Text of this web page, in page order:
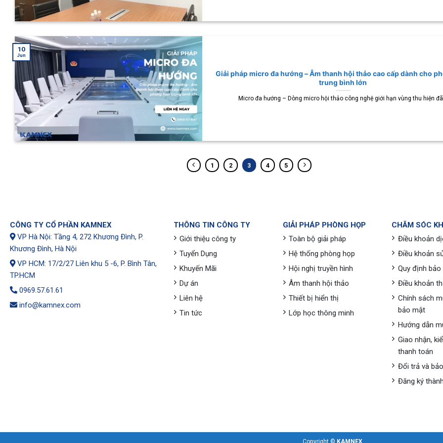
Giải pháp micro đa hướng – Âm thanh hội thảo cao cấp dành cho
trung bình lớn
Micro đa hướng – Dòng micro hội thảo công nghệ giới hạn vùng thu hiện
10
Jun
1 2 3 4 5
CÔNG TY CỔ PHẦN KAMNEX
VP Hà Nội: Tầng 4, 272 Khương Đình, P.
Khương Đình, Hà Nội
VP HCM: 17/2/27 Liên khu 5 -6, P. Bình Tân,
TP.HCM
0969.57.61.61
info@kamnex.com
THÔNG TIN CÔNG TY
Giới thiệu công ty
Tuyển Dụng
Khuyến Mãi
Dự án
Liên hệ
Tin tức
GIẢI PHÁP PHÒNG HỌP
Toàn bộ giải pháp
Hệ thống phòng họp
Hội nghị truyền hình
Âm thanh hội thảo
Thiết bị hiển thị
Lớp học thông minh
CHĂM SÓC
Điều khoản
Điều khoản
Quy định
Điều khoản
Chính sách
bảo mật
Hướng dẫn
Giao nhận,
thanh toán
Đổi trả và
Đăng ký
Copyright © KAMNEX